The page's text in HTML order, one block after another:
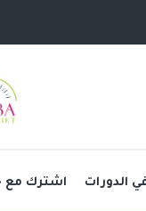
الدورات اشترك مع